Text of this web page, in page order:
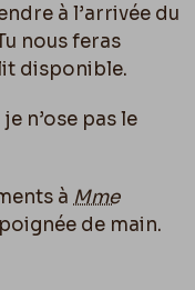
à l’arrivée du
nous feras
disponible.
je n’ose pas le
à Mme
de main.